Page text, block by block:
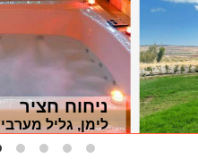
ניחוח חציר
לימן, גליל מערבי